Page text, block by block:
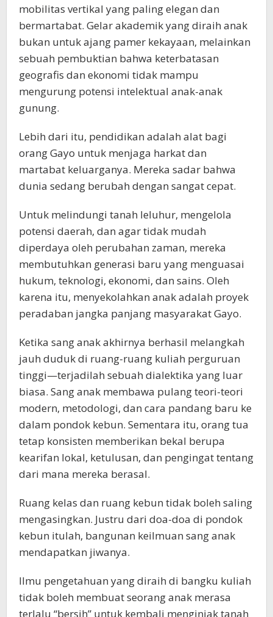
mobilitas vertikal yang paling elegan dan
bermartabat. Gelar akademik yang diraih anak
bukan untuk ajang pamer kekayaan, melainkan
sebuah pembuktian bahwa keterbatasan
geografis dan ekonomi tidak mampu
mengurung potensi intelektual anak-anak
gunung.
Lebih dari itu, pendidikan adalah alat bagi
orang Gayo untuk menjaga harkat dan
martabat keluarganya. Mereka sadar bahwa
dunia sedang berubah dengan sangat cepat.
Untuk melindungi tanah leluhur, mengelola
potensi daerah, dan agar tidak mudah
diperdaya oleh perubahan zaman, mereka
membutuhkan generasi baru yang menguasai
hukum, teknologi, ekonomi, dan sains. Oleh
karena itu, menyekolahkan anak adalah proyek
peradaban jangka panjang masyarakat Gayo.
Ketika sang anak akhirnya berhasil melangkah
jauh duduk di ruang-ruang kuliah perguruan
tinggi—terjadilah sebuah dialektika yang luar
biasa. Sang anak membawa pulang teori-teori
modern, metodologi, dan cara pandang baru ke
dalam pondok kebun. Sementara itu, orang tua
tetap konsisten memberikan bekal berupa
kearifan lokal, ketulusan, dan pengingat tentang
dari mana mereka berasal.
Ruang kelas dan ruang kebun tidak boleh saling
mengasingkan. Justru dari doa-doa di pondok
kebun itulah, bangunan keilmuan sang anak
mendapatkan jiwanya.
Ilmu pengetahuan yang diraih di bangku kuliah
tidak boleh membuat seorang anak merasa
terlalu “bersih” untuk kembali menginjak tanah